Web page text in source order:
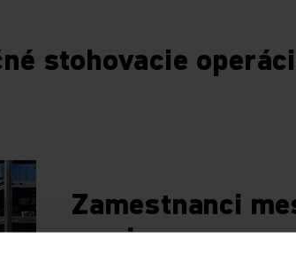
stohovacie
Zamestnanci
mesiac